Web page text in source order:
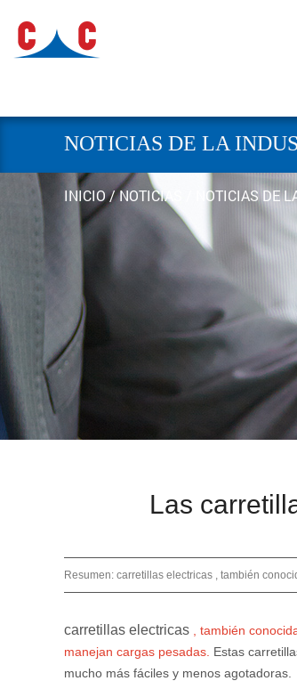
NOTICIAS DE LA
INICIO/NOTICIAS NOTICIAS DE
Las
Resumen: carretillas electricas , también
carretillas electricas
, también
manejan cargas pesadas. Estas
mucho más fáciles y menos agotadoras.